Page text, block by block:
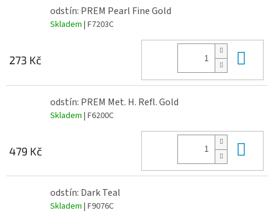
odstín: PREM Pearl Fine Gold
Skladem | F7203C
273 Kč
odstín: PREM Met. H. Refl. Gold
Skladem | F6200C
479 Kč
odstín: Dark Teal
Skladem | F9076C